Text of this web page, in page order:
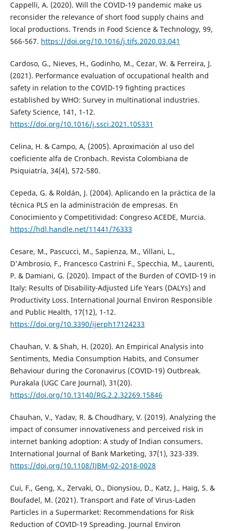
Cappelli, A. (2020). Will the COVID-19 pandemic make us
reconsider the relevance of short food supply chains and
local productions. Trends in Food Science & Technology, 99,
566-567. https://doi.org/10.1016/j.tifs.2020.03.041
Cardoso, G., Nieves, H., Godinho, M., Cezar, W. & Ferreira, J.
(2021). Performance evaluation of occupational health and
safety in relation to the COVID-19 fighting practices
established by WHO: Survey in multinational industries.
Safety Science, 141, 1-12.
https://doi.org/10.1016/j.ssci.2021.105331
Celina, H. & Campo, A, (2005). Aproximación al uso del
coeficiente alfa de Cronbach. Revista Colombiana de
Psiquiatría, 34(4), 572-580.
Cepeda, G. & Roldán, J. (2004). Aplicando en la práctica de la
técnica PLS en la administración de empresas. En
Conocimiento y Competitividad: Congreso ACEDE, Murcia.
https://hdl.handle.net/11441/76333
Cesare, M., Pascucci, M., Sapienza, M., Villani, L.,
D'Ambrosio, F., Francesco Castrini F., Specchia, M., Laurenti,
P. & Damiani, G. (2020). Impact of the Burden of COVID-19 in
Italy: Results of Disability-Adjusted Life Years (DALYs) and
Productivity Loss. International Journal Environ Responsible
and Public Health, 17(12), 1-12.
https://doi.org/10.3390/ijerph17124233
Chauhan, V. & Shah, H. (2020). An Empirical Analysis into
Sentiments, Media Consumption Habits, and Consumer
Behaviour during the Coronavirus (COVID-19) Outbreak.
Purakala (UGC Care Journal), 31(20).
https://doi.org/10.13140/RG.2.2.32269.15846
Chauhan, V., Yadav, R. & Choudhary, V. (2019). Analyzing the
impact of consumer innovativeness and perceived risk in
internet banking adoption: A study of Indian consumers.
International Journal of Bank Marketing, 37(1), 323-339.
https://doi.org/10.1108/IJBM-02-2018-0028
Cui, F., Geng, X., Zervaki, O., Dionysiou, D., Katz, J., Haig, S. &
Boufadel, M. (2021). Transport and Fate of Virus-Laden
Particles in a Supermarket: Recommendations for Risk
Reduction of COVID-19 Spreading. Journal Environ